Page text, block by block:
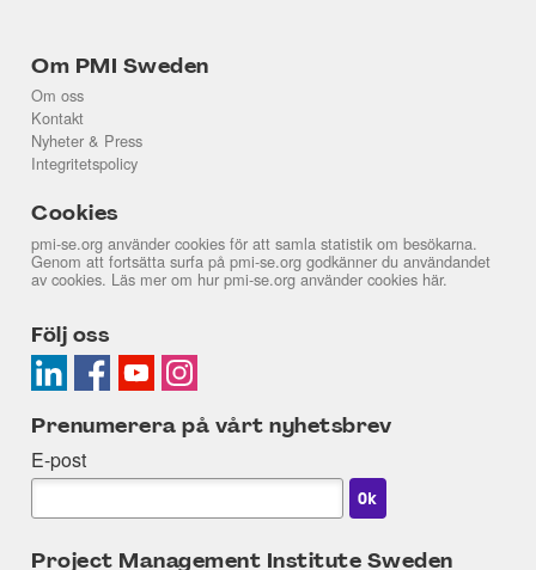
Om PMI Sweden
Om oss
Kontakt
Nyheter & Press
Integritetspolicy
Cookies
pmi-se.org använder cookies för att samla statistik om besökarna.
Genom att fortsätta surfa på pmi-se.org godkänner du användandet
av cookies. Läs mer om hur pmi-se.org använder cookies här.
Följ oss
Prenumerera på vårt nyhetsbrev
E-post
Project Management Institute Sweden